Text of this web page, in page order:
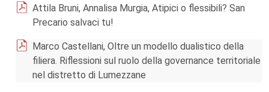
Attila Bruni, Annalisa Murgia, Atipici o flessibili? San
Precario salvaci tu!
Marco Castellani, Oltre un modello dualistico della
filiera. Riflessioni sul ruolo della governance territoriale
nel distretto di Lumezzane